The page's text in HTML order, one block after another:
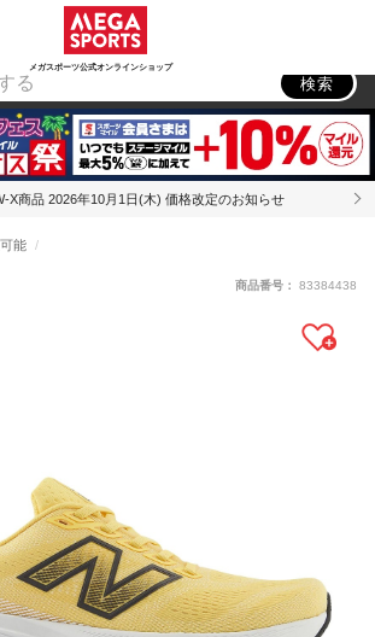
メガスポーツ公式オンラインショップ
アウトドア
検索
X商品 2026年10月1日(木) 価格改定のお知らせ
能
商品番号： 83384438